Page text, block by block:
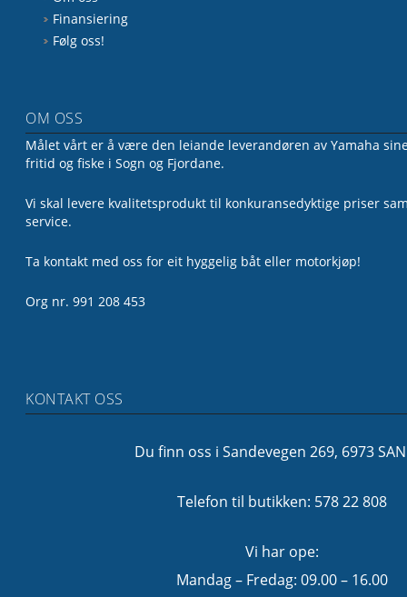
Finansiering
Følg oss!
OM OSS
Målet vårt er å være den leiande leverandøren av Yamaha
fritid og fiske i Sogn og Fjordane.
Vi skal levere kvalitetsprodukt til konkuransedyktige priser
service.
Ta kontakt med oss for eit hyggelig båt eller motorkjøp!
Org nr. 991 208 453
KONTAKT OSS
Du finn oss i Sandevegen 269, 6973
Telefon til butikken: 578 22 808
Vi har ope:
Mandag – Fredag: 09.00 – 16.00